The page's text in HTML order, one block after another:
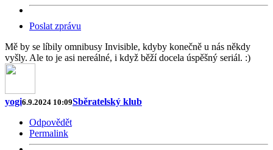
Poslat zprávu
Mě by se líbily omnibusy Invisible, kdyby konečně u nás někdy
vyšly. Ale to je asi nereálné, i když běží docela úspěšný seriál. :)
yogi6.9.2024 10:09Sběratelský klub
Odpovědět
Permalink